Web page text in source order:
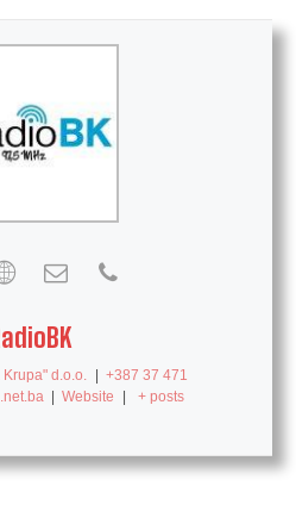
d.o.o. | +387 37 471
| Website | + posts